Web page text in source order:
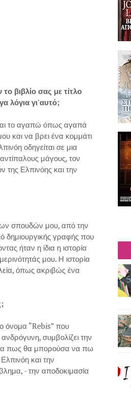
βιβλίο σας με τίτλο
λόγια γι'αυτό;
το αγαπώ όπως αγαπά
και να βρει ένα κομμάτι
οδηγείται σε μια
μάγους, τον
της Ελπινόης και την
σπουδών μου, από την
δημιουργικής γραφής που
ήταν η ίδια η ιστορία
μου. Η ιστορία
όπως ακριβώς ένα
όνομα “Rebis” που
συμβολίζει την
πως θα μπορούσα να πω
και την
- την αποδοκιμασία